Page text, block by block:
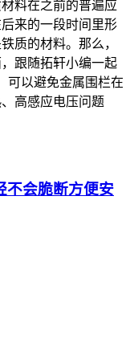
料在之前的普遍应
来的一段时间里形
质的材料。那么，
跟随拓轩小编一起
可以避免金属围栏在
高感应电压问题
不会脆断方便安